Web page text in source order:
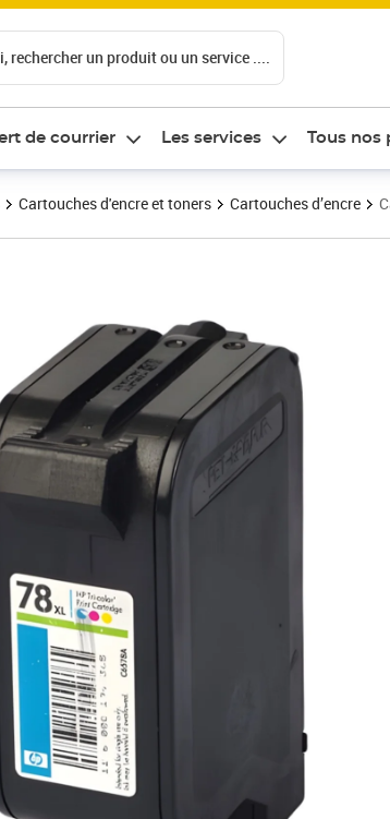
rechercher un produit ou un service ....
de courrier Les services Tous nos
Cartouches d'encre et toners Cartouches d’encre